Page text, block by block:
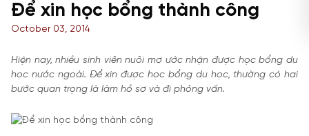
Để xin học bổng thành công
October 03, 2014
Hiện nay, nhiều sinh viên nuôi mơ ước nhận được học bổng du
học nước ngoài. Để xin được học bổng du học, thường có hai
bước quan trọng là làm hồ sơ và đi phỏng vấn.